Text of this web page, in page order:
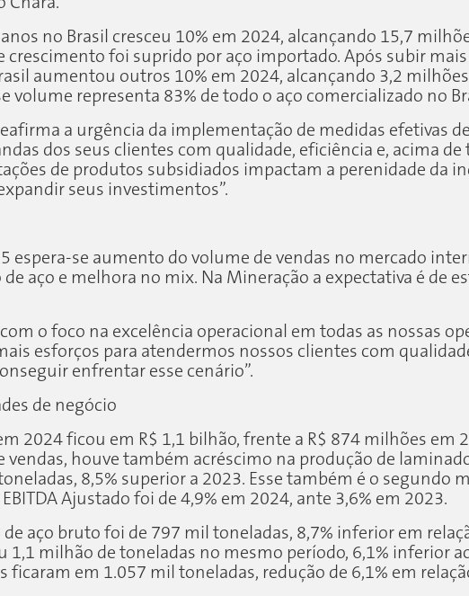
no Brasil cresceu 10% em 2024, alcançando 15,7
crescimento foi suprido por aço importado. Após subir
aumentou outros 10% em 2024, alcançando 3,2
volume representa 83% de todo o aço comercializado no
a urgência da implementação de medidas efetivas
dos seus clientes com qualidade, eficiência e, acima
de produtos subsidiados impactam a perenidade da
seus investimentos”.
espera-se aumento do volume de vendas no mercado
aço e melhora no mix. Na Mineração a expectativa é de
o foco na excelência operacional em todas as nossas
esforços para atendermos nossos clientes com
enfrentar esse cenário”.
de negócio
2024 ficou em R$ 1,1 bilhão, frente a R$ 874 milhões em
vendas, houve também acréscimo na produção de
8,5% superior a 2023. Esse também é o segundo
Ajustado foi de 4,9% em 2024, ante 3,6% em 2023.
aço bruto foi de 797 mil toneladas, 8,7% inferior em
1,1 milhão de toneladas no mesmo período, 6,1% inferior
ficaram em 1.057 mil toneladas, redução de 6,1% em